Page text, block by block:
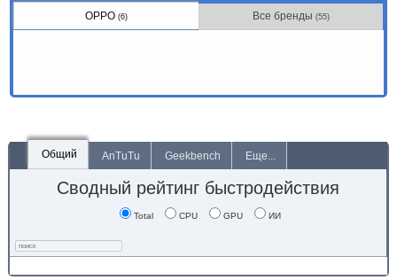
OPPO(6) Все бренды(55)
Общий AnTuTu Geekbench Еще...
Сводный рейтинг быстродействия
Total CPU GPU ИИ